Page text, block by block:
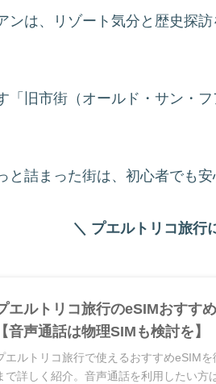
ンは、リゾート気分と歴史探
「旧市街（オールド・サン・
と詰まった街は、初心者でも
＼ プエルトリコ旅行
エルトリコ旅行のeSIMおすす
【音声通話は物理SIMも検討を】
エルトリコ旅行で使えるおすすめeSIM
で詳しく紹介。音声通話を利用したい